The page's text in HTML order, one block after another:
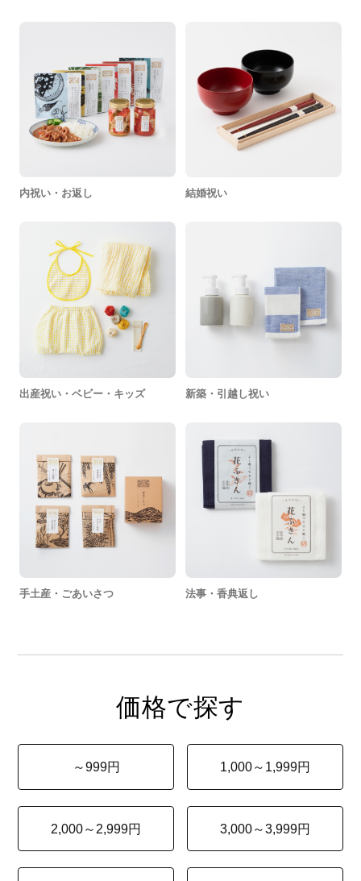
内祝い・お返し 結婚祝い
出産祝い・ベビー・キッズ 新築・引越し祝い
手土産・ごあいさつ 法事・香典返し
価格で探す
～999円 1,000～1,999円
2,000～2,999円 3,000～3,999円